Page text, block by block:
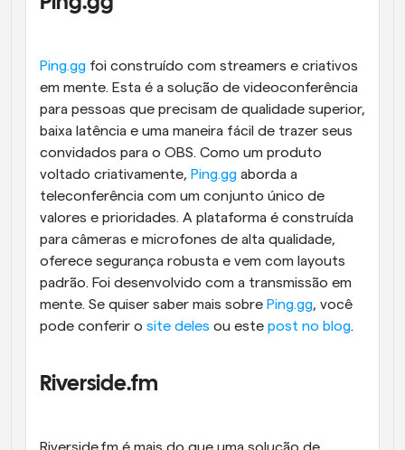
Ping.gg foi construído com streamers e criativos
em mente. Esta é a solução de videoconferência
para pessoas que precisam de qualidade superior,
baixa latência e uma maneira fácil de trazer seus
convidados para o OBS. Como um produto
voltado criativamente, Ping.gg aborda a
teleconferência com um conjunto único de
valores e prioridades. A plataforma é construída
para câmeras e microfones de alta qualidade,
oferece segurança robusta e vem com layouts
padrão. Foi desenvolvido com a transmissão em
mente. Se quiser saber mais sobre Ping.gg, você
pode conferir o site deles ou este post no blog.
Riverside.fm